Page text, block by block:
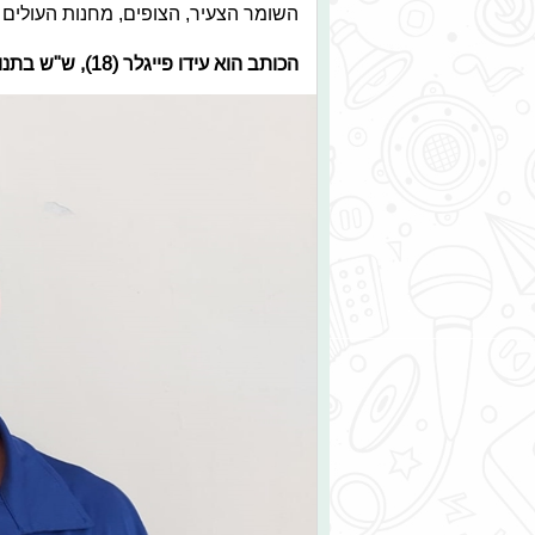
השומר הצעיר, הצופים, מחנות העולים
הכותב הוא עידו פייגלר (18), ש"ש בתנועת הנוער העובד והלומד.